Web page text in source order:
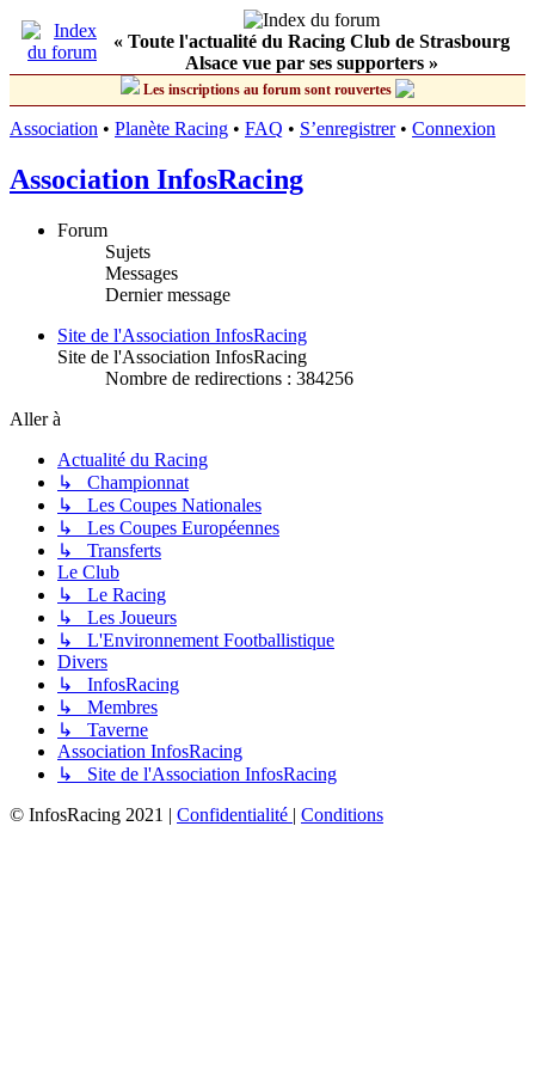
« Toute l'actualité du Racing Club de Strasbourg
Alsace vue par ses supporters »
Les inscriptions au forum sont rouvertes
Association • Planète Racing • FAQ • S’enregistrer• Connexion
Association InfosRacing
Forum
Sujets
Messages
Dernier message
Site de l'Association InfosRacing
Site de l'Association InfosRacing
Nombre de redirections : 384256
Aller à
Actualité du Racing
↳ Championnat
↳ Les Coupes Nationales
↳ Les Coupes Européennes
↳ Transferts
Le Club
↳ Le Racing
↳ Les Joueurs
↳ L'Environnement Footballistique
Divers
↳ InfosRacing
↳ Membres
↳ Taverne
Association InfosRacing
↳ Site de l'Association InfosRacing
© InfosRacing 2021 | Confidentialité | Conditions